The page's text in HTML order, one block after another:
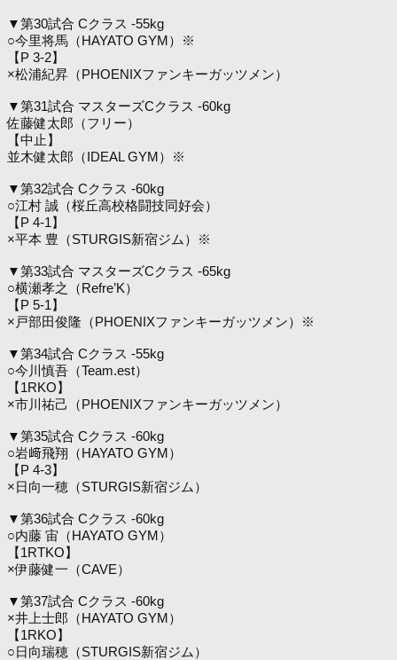
▼第30試合 Cクラス -55kg
○今里将馬（HAYATO GYM）※
【P 3-2】
×松浦紀昇（PHOENIXファンキーガッツメン）
▼第31試合 マスターズCクラス -60kg
佐藤健太郎（フリー）
【中止】
並木健太郎（IDEAL GYM）※
▼第32試合 Cクラス -60kg
○江村 誠（桜丘高校格闘技同好会）
【P 4-1】
×平本 豊（STURGIS新宿ジム）※
▼第33試合 マスターズCクラス -65kg
○横瀬孝之（Refre’K）
【P 5-1】
×戸部田俊隆（PHOENIXファンキーガッツメン）※
▼第34試合 Cクラス -55kg
○今川慎吾（Team.est）
【1RKO】
×市川祐己（PHOENIXファンキーガッツメン）
▼第35試合 Cクラス -60kg
○岩﨑飛翔（HAYATO GYM）
【P 4-3】
×日向一穂（STURGIS新宿ジム）
▼第36試合 Cクラス -60kg
○内藤 宙（HAYATO GYM）
【1RTKO】
×伊藤健一（CAVE）
▼第37試合 Cクラス -60kg
×井上士郎（HAYATO GYM）
【1RKO】
○日向瑞穂（STURGIS新宿ジム）